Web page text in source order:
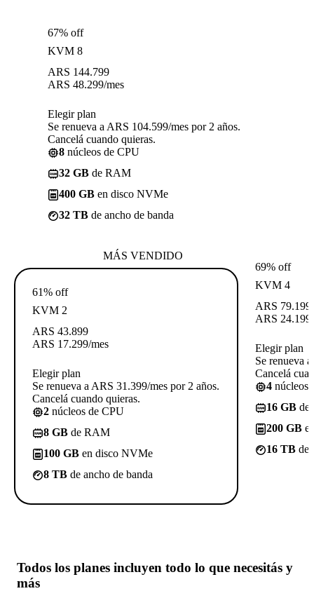
67% off
KVM 8
ARS 144.799
ARS 48.299/mes
Elegir plan
Se renueva a ARS 104.599/mes por 2 años.
Cancelá cuando quieras.
8 núcleos de CPU
32 GB de RAM
400 GB en disco NVMe
32 TB de ancho de banda
MÁS VENDIDO
61% off
KVM 2
ARS 43.899
ARS 17.299/mes
Elegir plan
Se renueva a ARS 31.399/mes por 2 años.
Cancelá cuando quieras.
2 núcleos de CPU
8 GB de RAM
100 GB en disco NVMe
8 TB de ancho de banda
69% off
KVM 4
ARS 79.199
ARS 24.199
Elegir plan
Se renueva
Cancelá
4 núcleos
16 GB de
200 GB
16 TB de
Todos los planes incluyen todo lo que necesitás y
más